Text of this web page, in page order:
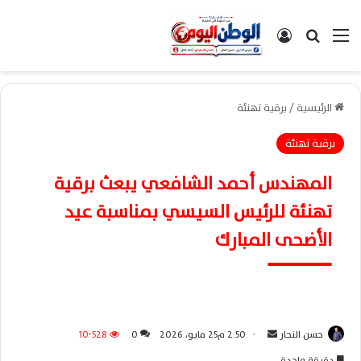
القائمةبحث عن تسجيل الدخول
الرئيسية/برقية تهنئة
برقية تهنئة
المهندس أحمد الشافعي يبعث برقية
تهنئة للرئيس السيسي بمناسبة عيد
الأضحى المبارك
حسن النجار 2:50 م25 مايو، 2026 0
10٬528